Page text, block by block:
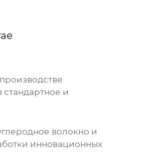
и
волокно и
инновационных